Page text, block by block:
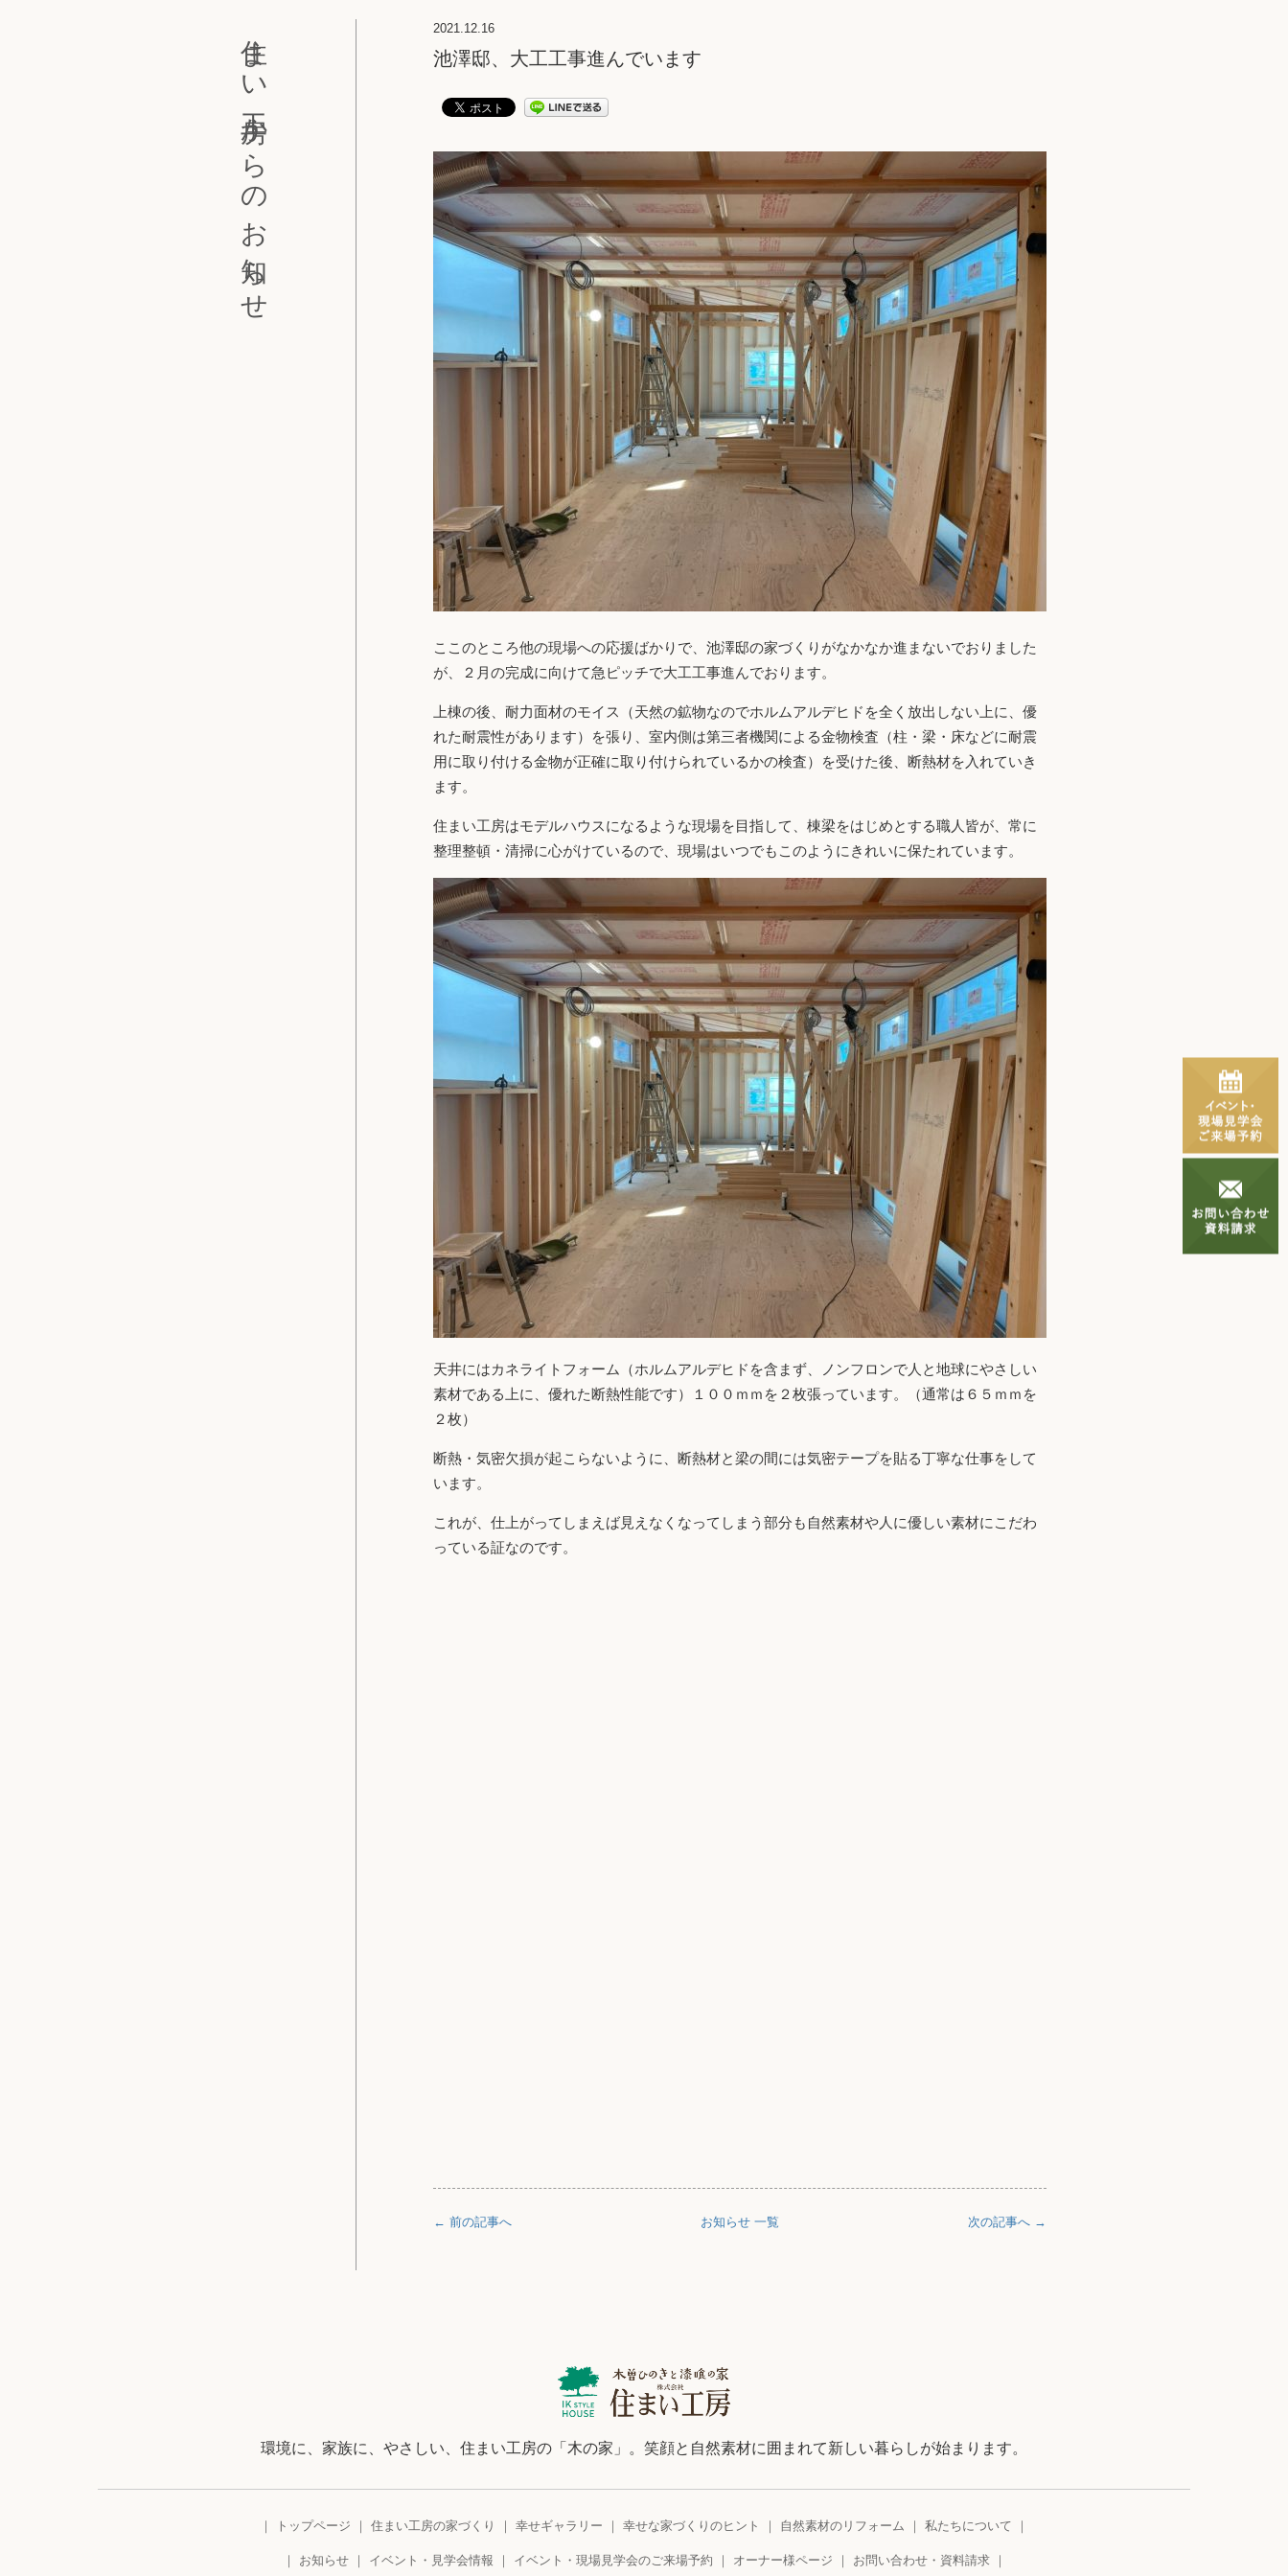
住まい工房からのお知らせ 2021.12.16
池澤邸、大工工事進んでいます
ここのところ他の現場への応援ばかりで、池澤邸の家づくりがなかなか進まないでおりました
が、２月の完成に向けて急ピッチで大工工事進んでおります。
上棟の後、耐力面材のモイス（天然の鉱物なのでホルムアルデヒドを全く放出しない上に、優
れた耐震性があります）を張り、室内側は第三者機関による金物検査（柱・梁・床などに耐震
用に取り付ける金物が正確に取り付けられているかの検査）を受けた後、断熱材を入れていき
ます。
住まい工房はモデルハウスになるような現場を目指して、棟梁をはじめとする職人皆が、常に
整理整頓・清掃に心がけているので、現場はいつでもこのようにきれいに保たれています。
天井にはカネライトフォーム（ホルムアルデヒドを含まず、ノンフロンで人と地球にやさしい
素材である上に、優れた断熱性能です）１００ｍｍを２枚張っています。（通常は６５ｍｍを
２枚）
断熱・気密欠損が起こらないように、断熱材と梁の間には気密テープを貼る丁寧な仕事をして
います。
これが、仕上がってしまえば見えなくなってしまう部分も自然素材や人に優しい素材にこだわ
っている証なのです。
← 前の記事へ 次の記事へ →
お知らせ 一覧
環境に、家族に、やさしい、住まい工房の「木の家」。笑顔と自然素材に囲まれて新しい暮らしが始まります。
トップページ 住まい工房の家づくり 幸せギャラリー 幸せな家づくりのヒント 自然素材のリフォーム 私たちについて
お知らせ イベント・見学会情報 イベント・現場見学会のご来場予約 オーナー様ページ お問い合わせ・資料請求